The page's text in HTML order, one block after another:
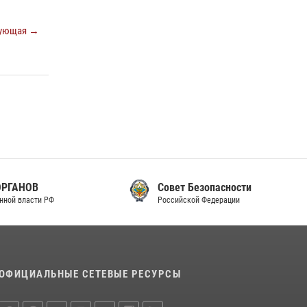
→
Совет Безопасности
Российской Федерации
СЕТЕВЫЕ РЕСУРСЫ